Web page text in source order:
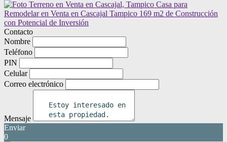
Contacto
Nombre
Teléfono
PIN
Celular
Correo electrónico
Mensaje
Enviar
0